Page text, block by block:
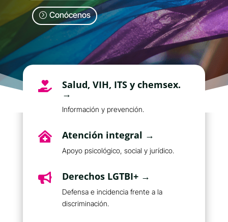
Conócenos
 Salud, VIH, ITS y chemsex.
→
Información y prevención.
 Atención integral →
Apoyo psicológico, social y jurídico.
 Derechos LGTBI+ →
Defensa e incidencia frente a la
discriminación.